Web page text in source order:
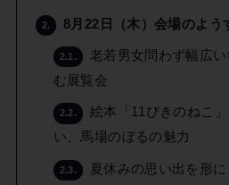
2. 8月22日（木）会場のよう
2.1.
老若男女問わず幅広
む展覧会
2.2.
絵本「11ぴきのねこ
い、馬場のぼるの魅力
2.3. 夏休みの思い出を形